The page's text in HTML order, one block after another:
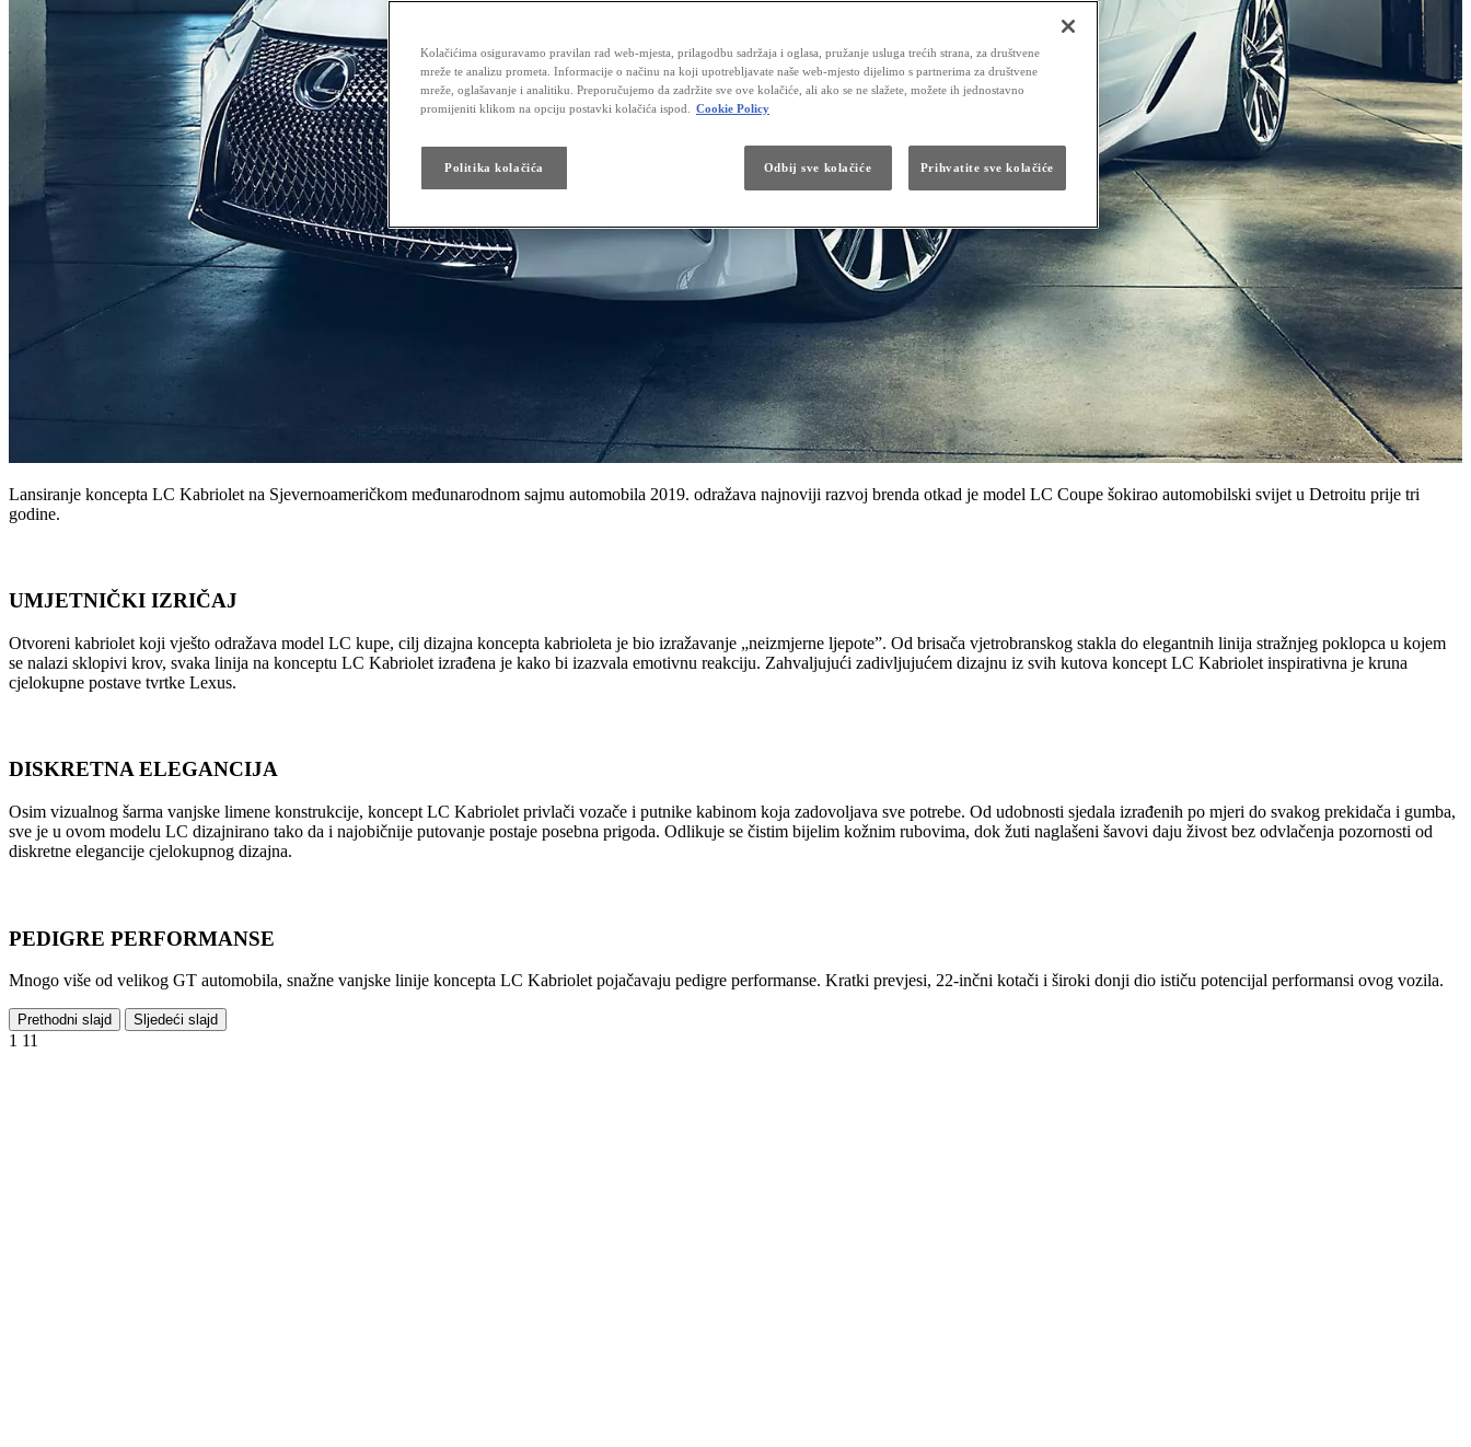
Lansiranje koncepta LC Kabriolet na Sjevernoameričkom međunarodnom sajmu automobila 2019. odražava najnoviji razvoj brenda otkad je model LC Coupe šokirao automobilski svijet u Detroitu prije tri
godine.
UMJETNIČKI IZRIČAJ
Otvoreni kabriolet koji vješto odražava model LC kupe, cilj dizajna koncepta kabrioleta je bio izražavanje „neizmjerne ljepote”. Od brisača vjetrobranskog stakla do elegantnih linija stražnjeg poklopca u kojem
se nalazi sklopivi krov, svaka linija na konceptu LC Kabriolet izrađena je kako bi izazvala emotivnu reakciju. Zahvaljujući zadivljujućem dizajnu iz svih kutova koncept LC Kabriolet inspirativna je kruna
cjelokupne postave tvrtke Lexus.
DISKRETNA ELEGANCIJA
Osim vizualnog šarma vanjske limene konstrukcije, koncept LC Kabriolet privlači vozače i putnike kabinom koja zadovoljava sve potrebe. Od udobnosti sjedala izrađenih po mjeri do svakog prekidača i gumba,
sve je u ovom modelu LC dizajnirano tako da i najobičnije putovanje postaje posebna prigoda. Odlikuje se čistim bijelim kožnim rubovima, dok žuti naglašeni šavovi daju živost bez odvlačenja pozornosti od
diskretne elegancije cjelokupnog dizajna.
PEDIGRE PERFORMANSE
Mnogo više od velikog GT automobila, snažne vanjske linije koncepta LC Kabriolet pojačavaju pedigre performanse. Kratki prevjesi, 22-inčni kotači i široki donji dio ističu potencijal performansi ovog vozila.
Prethodni slajd Sljedeći slajd
1 11
Kolačićima osiguravamo pravilan rad web-mjesta, prilagodbu sadržaja i oglasa, pružanje usluga trećih strana, za društvene
mreže te analizu prometa. Informacije o načinu na koji upotrebljavate naše web-mjesto dijelimo s partnerima za društvene
mreže, oglašavanje i analitiku. Preporučujemo da zadržite sve ove kolačiće, ali ako se ne slažete, možete ih jednostavno
promijeniti klikom na opciju postavki kolačića ispod.
Cookie Policy
Politika kolačića Odbij sve kolačiće Prihvatite sve kolačiće